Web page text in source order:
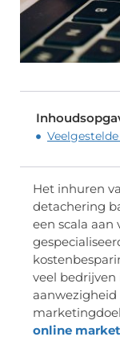
Het inhuren
detachering
een scala aan
veel
online